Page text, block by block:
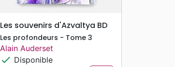
search APERÇU RAPIDE
Les souvenirs d'Azvaltya BD
Les profondeurs - Tome 3
Alain Auderset
check Disponible